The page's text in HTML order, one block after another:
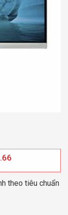
theo tiêu chuẩn